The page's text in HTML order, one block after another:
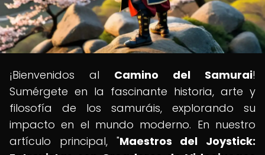
¡Bienvenidos al Camino del Samurai!
Sumérgete en la fascinante historia, arte y
filosofía de los samuráis, explorando su
impacto en el mundo moderno. En nuestro
artículo principal, "Maestros del Joystick: